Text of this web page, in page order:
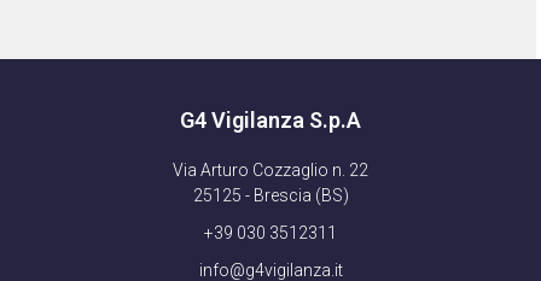
G4 Vigilanza S.p.A
Via Arturo Cozzaglio n. 22
25125 - Brescia (BS)
+39 030 3512311
info@g4vigilanza.it